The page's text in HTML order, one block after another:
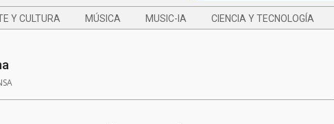
Y CULTURA MÚSICA MUSIC-IA CIENCIA Y TECNOLOGÍA